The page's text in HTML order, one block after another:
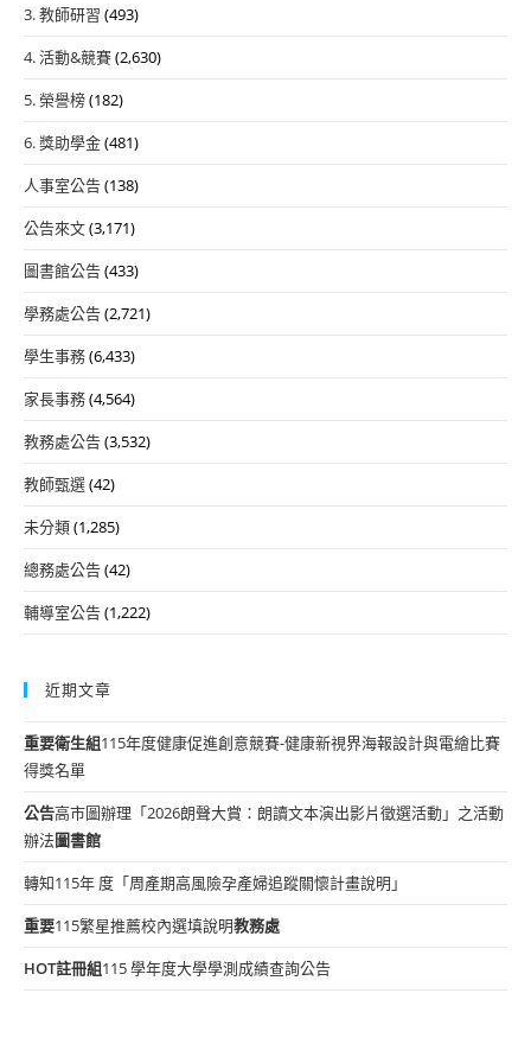
3. 教師研習 (493)
4. 活動&競賽(2,630)
5. 榮譽榜(182)
6. 獎助學金(481)
人事室公告(138)
公告來文(3,171)
圖書館公告(433)
學務處公告(2,721)
學生事務(6,433)
家長事務(4,564)
教務處公告(3,532)
教師甄選(42)
未分類(1,285)
總務處公告(42)
輔導室公告(1,222)
近期文章
重要衛生組115年度健康促進創意競賽-健康新視界海報設計與電繪比賽
得獎名單
公告高市圖辦理「2026朗聲大賞：朗讀文本演出影片徵選活動」之活動
辦法圖書館
轉知115年 度「周產期高風險孕產婦追蹤關懷計畫說明」
重要115繁星推薦校內選填說明教務處
HOT註冊組115 學年度大學學測成績查詢公告